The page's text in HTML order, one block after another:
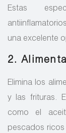
Estas
una excelente
2.
Elimina los
y las frituras.
como el
pescados